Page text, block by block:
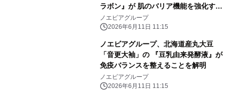
ラボン』が 肌のバリア機能を強化する
ことを解明
ノエビアグループ
2026年6月11日 11:15
ノエビアグループ、北海道産丸大豆
「音更大袖」の 『豆乳由来発酵液』が
免疫バランスを整えることを解明
ノエビアグループ
2026年6月11日 11:15